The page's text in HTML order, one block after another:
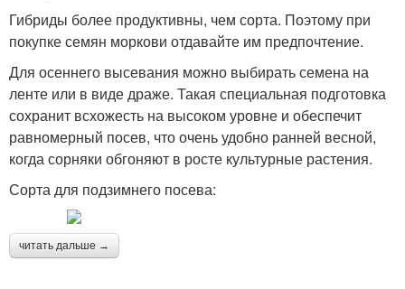
Гибриды более продуктивны, чем сорта. Поэтому при
покупке семян моркови отдавайте им предпочтение.
Для осеннего высевания можно выбирать семена на
ленте или в виде драже. Такая специальная подготовка
сохранит всхожесть на высоком уровне и обеспечит
равномерный посев, что очень удобно ранней весной,
когда сорняки обгоняют в росте культурные растения.
Сорта для подзимнего посева:
читать дальше →